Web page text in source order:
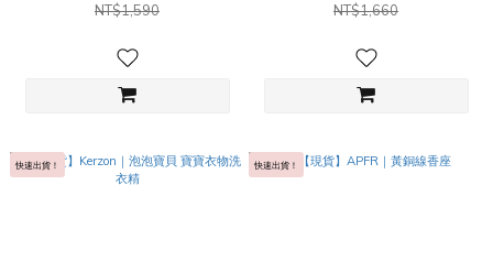
NT$1,590
NT$1,660
快速出貨！ 快速出貨！